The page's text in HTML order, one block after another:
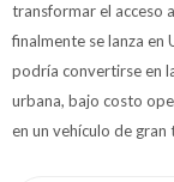
transformar el acceso
finalmente se lanza en
podría convertirse en
urbana, bajo costo
en un vehículo de gran